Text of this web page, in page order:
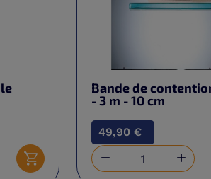
Ajouter au panier
Bande de
- 3 m - 10 cm
49,90 €
 